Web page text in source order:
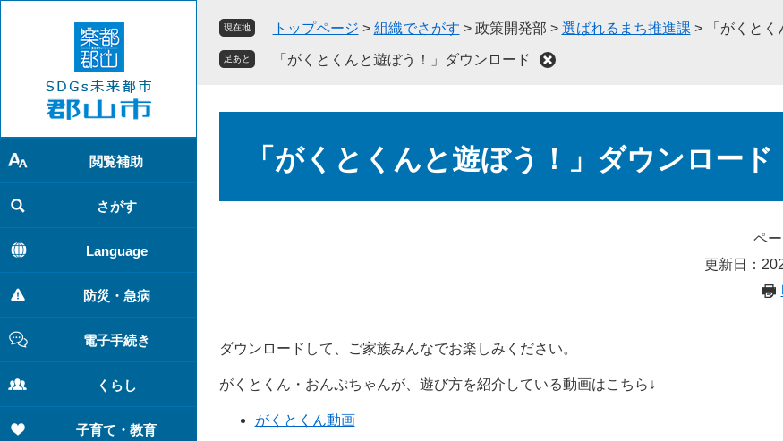
で
す
。
ば
し
て
本
文
へ
閲覧補助
さがす
Language
防災・急病
電子手続き
くらし
子育て・教育
現在地 トップページ > 組織でさがす > 政策開発部 > 選ばれるまち推進課 > 「がくと
足あと 「がくとくんと遊ぼう！」ダウンロード
「がくとくんと遊ぼう！」ダウンロード
ペ
更新日：
ダウンロードして、ご家族みんなでお楽しみください。
がくとくん・おんぷちゃんが、遊び方を紹介している動画はこちら↓
がくとくん動画